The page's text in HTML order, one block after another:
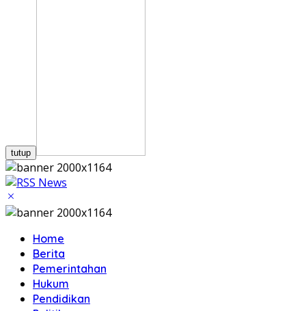
tutup
Home
Berita
Pemerintahan
Hukum
Pendidikan